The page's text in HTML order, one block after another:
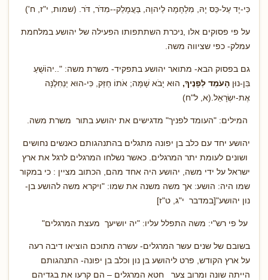
כִּי-יָד עַל-כֵּס יָהּ, מִלְחָמָה לַיהוָה, בַּעֲמָלֵק--מִדֹּר, דֹּר. (שמות, י"ז, ח')
על פי פסוקים אלו ,ניכרת השתתפותו הפעילה של יהושע במלחמת
עמלק- כפי שציווה משה.
גם בפסוק הבא- מתואר יהושע בתפקיד- משרת משה: "..יהוֹשֻׁעַ
בִּן-נוּן הָעֹמֵד לְפָנֶיךָ, הוּא יָבֹא שָׁמָּה; אֹתוֹ חַזֵּק, כִּי-הוּא יַנְחִלֶנָּה
אֶת-יִשְׂרָאֵל.(א, ל"ח)
המילים: "העומד לפניך" מדגישים את יהושע בתור משרת משה.
יהושע יחד עם כלב בן יפונה מתגלים בהתנהגותם כאנשים נחושים
ושונים לעומת יתר המרגלים. כאשר נשלחו המרגלים לרגל את ארץ
ישראל על ידי משה, יהושע היה אחד מהם, הכתוב מציין : כי במקור
שמו היה: הושע: אך משה משנה את שמו: "ויקרא משה להושע בן-
נון יהושע"[במדבר י"ג, ט"ז]
על פי רש"י: משה התפלל עליו: "יה יושיעך מעצת המרגלים"
בשובם של שנים עשר המרגלים- עשרה מתוכם הוציאו דיבה רעה
על ארץ הקודש, פרט ליהושע בן נון וכלב בן יפונה- התנהגותם
הייתה שונה ומרוב צער חטא המרגלים – הם קרעו את בגדיהם